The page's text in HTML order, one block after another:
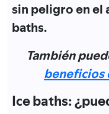
sin peligro en el
baths.
También
beneficios
Ice baths: